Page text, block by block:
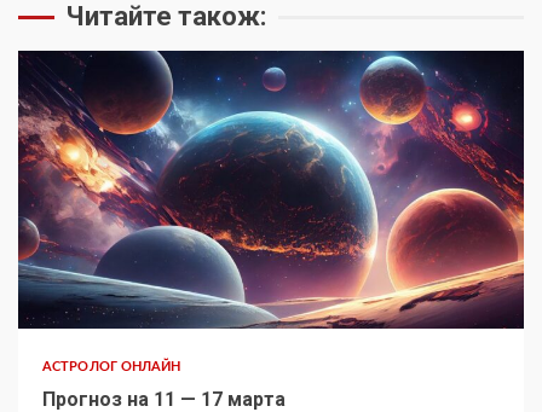
Читайте також:
АСТРОЛОГ ОНЛАЙН
Прогноз на 11 — 17 марта